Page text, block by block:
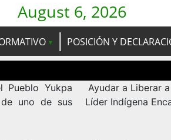
August 6, 2026
POSICIÓN Y
Pueblo Yukpa
uno de sus
Ayudar a Liberar
Líder Indígena